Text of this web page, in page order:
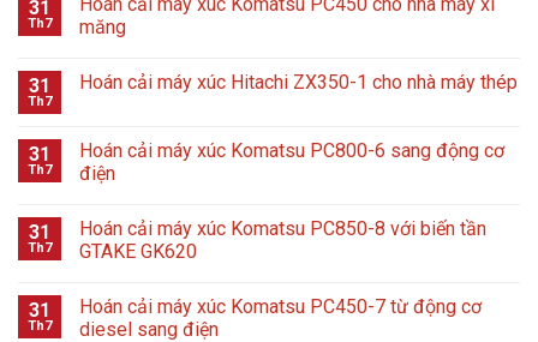
31
Th7
măng
31
Th7
Hoán cải máy xúc Hitachi ZX350-1 cho nhà máy thép
31
Th7
Hoán cải máy xúc Komatsu PC800-6 sang động cơ
điện
31
Th7
Hoán cải máy xúc Komatsu PC850-8 với biến tần
GTAKE GK620
31
Th7
Hoán cải máy xúc Komatsu PC450-7 từ động cơ
diesel sang điện